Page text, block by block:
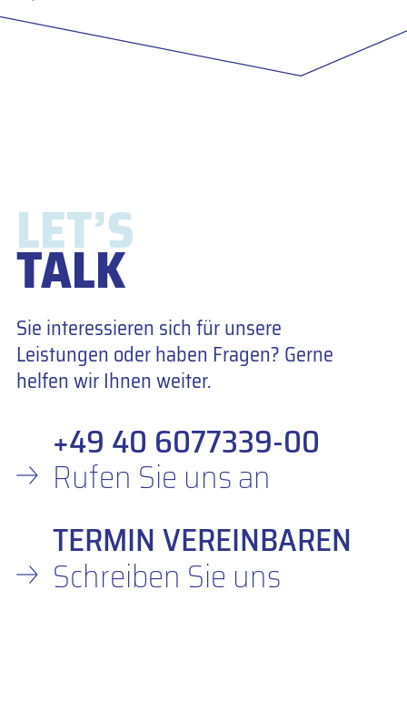
LET’S
TALK
Sie interessieren sich für unsere
Leistungen oder haben Fragen? Gerne
helfen wir Ihnen weiter.
+49 40 6077339-00
Rufen Sie uns an
TERMIN VEREINBAREN
Schreiben Sie uns